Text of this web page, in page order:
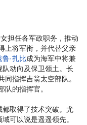
担任各军政职务，推动
上将军衔，并代替父亲
鲁·扎比成为海军中将兼
动向及保卫领土。长
同指挥吉翁太空部队。
队的指挥官。
取得了技术突破。尤
可以说是遥遥领先。